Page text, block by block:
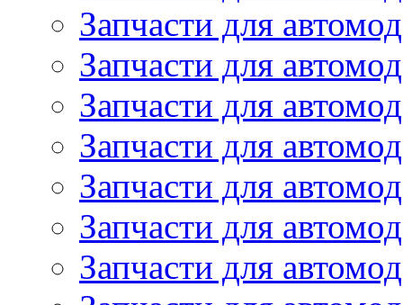
Запчасти для
Запчасти для
Запчасти для
Запчасти для
Запчасти для
Запчасти для
Запчасти для